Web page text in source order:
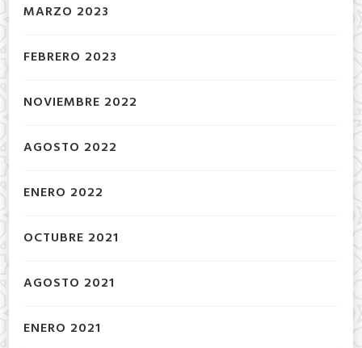
MARZO 2023
FEBRERO 2023
NOVIEMBRE 2022
AGOSTO 2022
ENERO 2022
OCTUBRE 2021
AGOSTO 2021
ENERO 2021